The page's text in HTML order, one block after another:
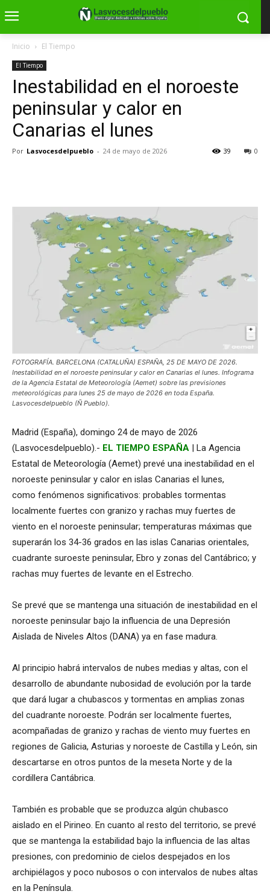
Inicio El Tiempo
El Tiempo
Inestabilidad en el noroeste
peninsular y calor en
Canarias el lunes
Por Lasvocesdelpueblo - 24 de mayo de 2026 0
39
FOTOGRAFÍA. BARCELONA (CATALUÑA) ESPAÑA, 25 DE MAYO DE 2026.
Inestabilidad en el noroeste peninsular y calor en Canarias el lunes. Infograma
de la Agencia Estatal de Meteorología (Aemet) sobre las previsiones
meteorológicas para lunes 25 de mayo de 2026 en toda España.
Lasvocesdelpueblo (Ñ Pueblo).
Madrid (España), domingo 24 de mayo de 2026
(Lasvocesdelpueblo).- EL TIEMPO ESPAÑA | La Agencia
Estatal de Meteorología (Aemet) prevé una inestabilidad en el
noroeste peninsular y calor en islas Canarias el lunes,
como fenómenos significativos: probables tormentas
localmente fuertes con granizo y rachas muy fuertes de
viento en el noroeste peninsular; temperaturas máximas que
superarán los 34-36 grados en las islas Canarias orientales,
cuadrante suroeste peninsular, Ebro y zonas del Cantábrico; y
rachas muy fuertes de levante en el Estrecho.
Se prevé que se mantenga una situación de inestabilidad en el
noroeste peninsular bajo la influencia de una Depresión
Aislada de Niveles Altos (DANA) ya en fase madura.
Al principio habrá intervalos de nubes medias y altas, con el
desarrollo de abundante nubosidad de evolución por la tarde
que dará lugar a chubascos y tormentas en amplias zonas
del cuadrante noroeste. Podrán ser localmente fuertes,
acompañadas de granizo y rachas de viento muy fuertes en
regiones de Galicia, Asturias y noroeste de Castilla y León, sin
descartarse en otros puntos de la meseta Norte y de la
cordillera Cantábrica.
También es probable que se produzca algún chubasco
aislado en el Pirineo. En cuanto al resto del territorio, se prevé
que se mantenga la estabilidad bajo la influencia de las altas
presiones, con predominio de cielos despejados en los
archipiélagos y poco nubosos o con intervalos de nubes altas
en la Península.